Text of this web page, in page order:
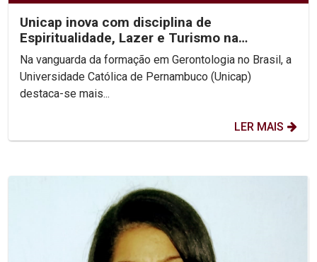
Unicap inova com disciplina de
Espiritualidade, Lazer e Turismo na
Especialização em Gerontologia
Na vanguarda da formação em Gerontologia no Brasil, a
Universidade Católica de Pernambuco (Unicap)
destaca-se mais...
LER MAIS